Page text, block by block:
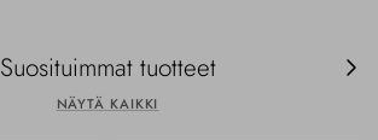
Suosituimmat tuotteet
NÄYTÄ KAIKKI